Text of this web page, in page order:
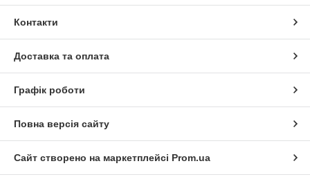
Контакти
Доставка та оплата
Графік роботи
Повна версія сайту
Сайт створено на маркетплейсі Prom.ua